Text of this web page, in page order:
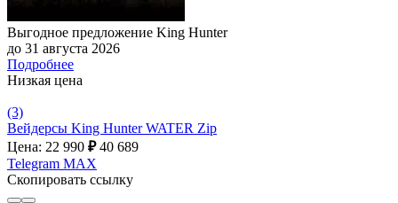
Выгодное предложение King Hunter
до 31 августа 2026
Подробнее
Низкая цена
(3)
Вейдерсы King Hunter WATER Zip
Цена: 22 990 ₽ 40 689
Telegram MAX
Скопировать ссылку